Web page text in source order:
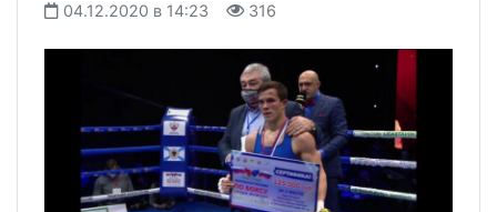
04.12.2020 в 14:23 316